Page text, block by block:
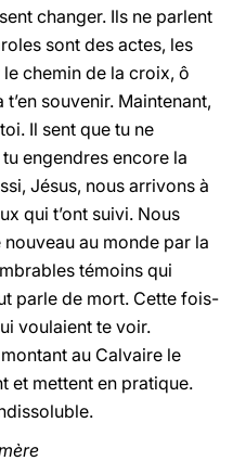
changer. Ils ne parlent
sont des actes, les
chemin de la croix, ô
t’en souvenir. Maintenant,
Il sent que tu ne
engendres encore la
Jésus, nous arrivons à
qui t’ont suivi. Nous
au monde par la
témoins qui
parle de mort. Cette fois-
voulaient te voir.
au Calvaire le
et mettent en pratique.